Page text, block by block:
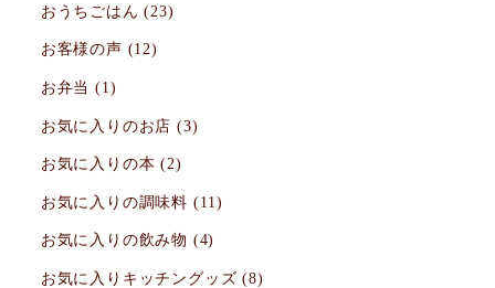
おうちごはん (23)
お客様の声 (12)
お弁当 (1)
お気に入りのお店 (3)
お気に入りの本 (2)
お気に入りの調味料 (11)
お気に入りの飲み物 (4)
お気に入りキッチングッズ (8)